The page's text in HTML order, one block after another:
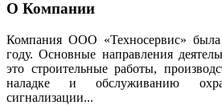
О Компании
Компания ООО «Техносервис» была
году. Основные направления
это строительные работы,
наладке и обслуживанию
сигнализации...